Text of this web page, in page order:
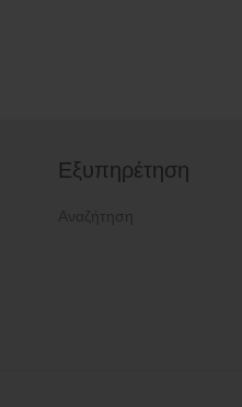
Εξυπηρέτηση